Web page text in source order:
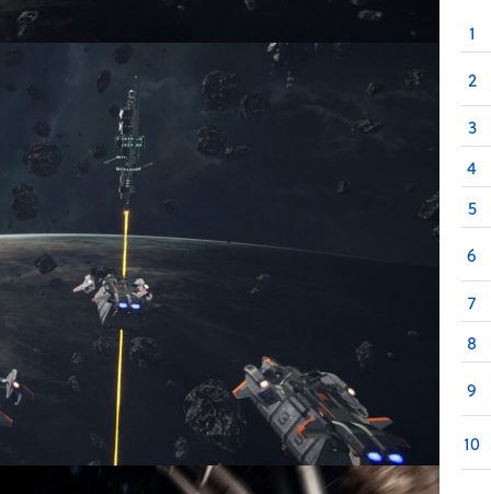
1
2
3
4
5
6
7
8
9
10